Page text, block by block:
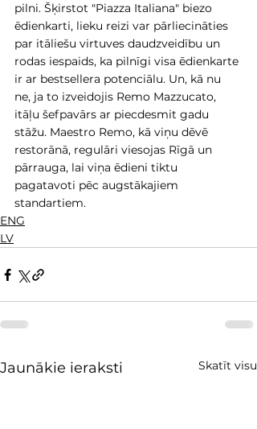
pilni. Šķirstot "Piazza Italiana" biezo
ēdienkarti, lieku reizi var pārliecināties
par itāliešu virtuves daudzveidību un
rodas iespaids, ka pilnīgi visa ēdienkarte
ir ar bestsellera potenciālu. Un, kā nu
ne, ja to izveidojis Remo Mazzucato,
itāļu šefpavārs ar piecdesmit gadu
stāžu. Maestro Remo, kā viņu dēvē
restorānā, regulāri viesojas Rīgā un
pārrauga, lai viņa ēdieni tiktu
pagatavoti pēc augstākajiem
standartiem.
ENG
LV
Jaunākie ieraksti Skatīt visu